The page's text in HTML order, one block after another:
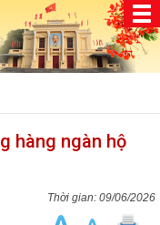
hàng ngàn hộ
09/06/2026